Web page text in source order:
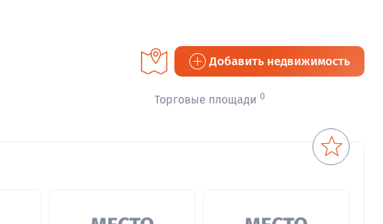
Добавить недвижимость
Торговые площади 0